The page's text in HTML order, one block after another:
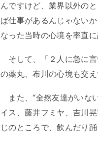
んですけど、業界以外の
ば仕事があるんじゃない
なった当時の心境を率直に
そして、「２人に急に
の薬丸、布川の心境も交
また、“全然友達がいな
イス、藤井フミヤ、吉川
じのところで、飲んだり